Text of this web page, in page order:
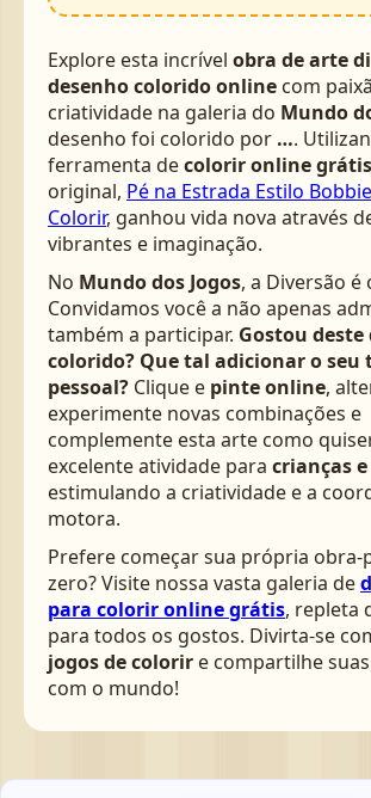
Explore esta incrível obra de arte
desenho colorido online com
criatividade na galeria do Mundo
desenho foi colorido por ….
ferramenta decolorir online grátis
original, Pé na Estrada Estilo
Colorir, ganhou vida nova através
vibrantes e imaginação.
No Mundo dos Jogos, a Diversão
Convidamos você a não apenas
também a participar. Gostou deste
colorido? Que tal adicionar o seu
pessoal? Clique e pinte online,
experimente novas combinações e
complemente esta arte como
excelente atividade para crianças
estimulando a criatividade e a
motora.
Prefere começar sua própria obra-
zero? Visite nossa vasta galeria de
para colorir online grátis, repleta
para todos os gostos. Divirta-se
jogos de colorir e compartilhe
com o mundo!